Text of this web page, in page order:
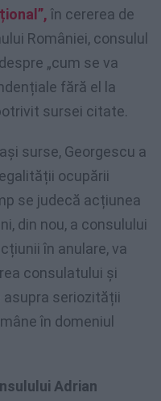
în cererea de
României, consulul
„cum se va
fără el la
sursei citate.
surse, Georgescu a
ocupării
se judecă acțiunea
din nou, a consulului
în anulare, va
consulatului și
seriozității
în domeniul
Adrian